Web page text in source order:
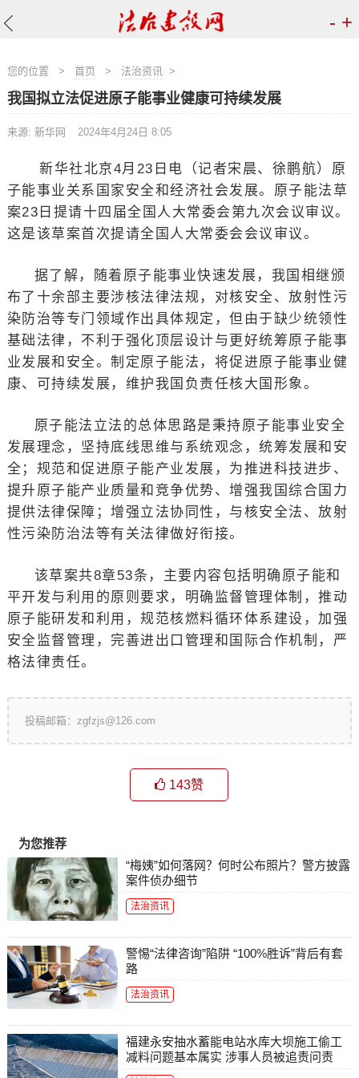
- +
您的位置 > 首页 > 法治资讯>
我国拟立法促进原子能事业健康可持续发展
来源: 新华网 2024年4月24日 8:05
新华社北京4月23日电（记者宋晨、徐鹏航）原
子能事业关系国家安全和经济社会发展。原子能法草
案23日提请十四届全国人大常委会第九次会议审议。
这是该草案首次提请全国人大常委会会议审议。
据了解，随着原子能事业快速发展，我国相继颁
布了十余部主要涉核法律法规，对核安全、放射性污
染防治等专门领域作出具体规定，但由于缺少统领性
基础法律，不利于强化顶层设计与更好统筹原子能事
业发展和安全。制定原子能法，将促进原子能事业健
康、可持续发展，维护我国负责任核大国形象。
原子能法立法的总体思路是秉持原子能事业安全
发展理念，坚持底线思维与系统观念，统筹发展和安
全；规范和促进原子能产业发展，为推进科技进步、
提升原子能产业质量和竞争优势、增强我国综合国力
提供法律保障；增强立法协同性，与核安全法、放射
性污染防治法等有关法律做好衔接。
该草案共8章53条，主要内容包括明确原子能和
平开发与利用的原则要求，明确监督管理体制，推动
原子能研发和利用，规范核燃料循环体系建设，加强
安全监督管理，完善进出口管理和国际合作机制，严
格法律责任。
投稿邮箱：zgfzjs@126.com
143赞
为您推荐
“梅姨”如何落网？何时公布照片？警方披露
案件侦办细节
法治资讯
警惕“法律咨询”陷阱 “100%胜诉”背后有套
路
法治资讯
福建永安抽水蓄能电站水库大坝施工偷工
减料问题基本属实 涉事人员被追责问责